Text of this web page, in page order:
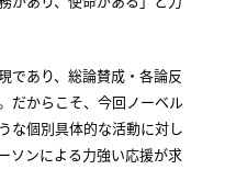
であり、総論賛成・各論反
だからこそ、今回ノーベル
な個別具体的な活動に対し
ソンによる力強い応援が求